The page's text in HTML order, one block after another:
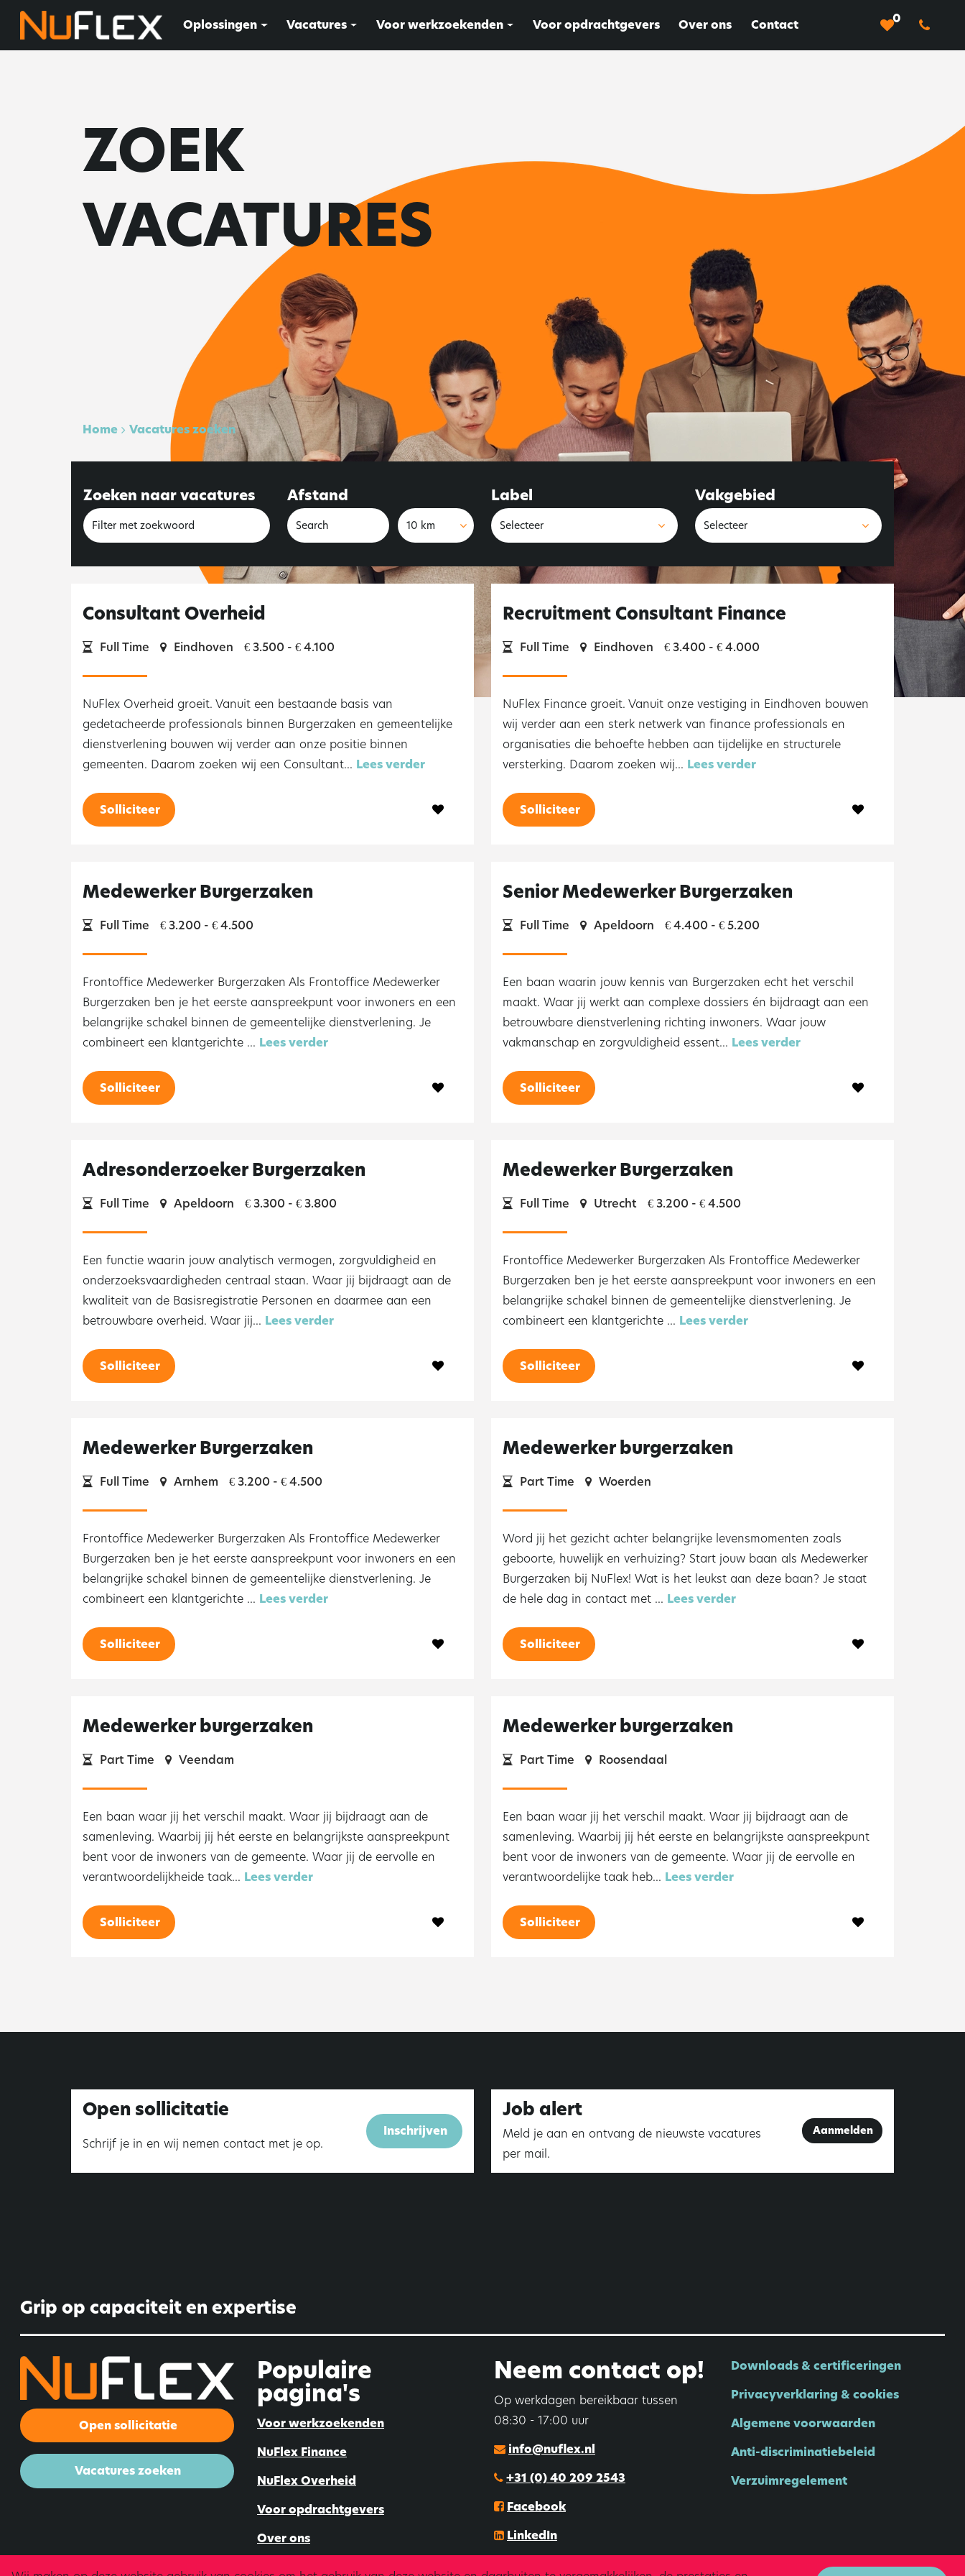
Oplossingen Vacatures Voor werkzoekenden Voor opdrachtgevers Over ons Contact 0
ZOEK
VACATURES
Home Vacatures zoeken
Zoeken naar vacatures Afstand
10 km
Label Vakgebied
Consultant Overheid
Full Time Eindhoven € 3.500 - € 4.100
NuFlex Overheid groeit. Vanuit een bestaande basis van
gedetacheerde professionals binnen Burgerzaken en gemeentelijke
dienstverlening bouwen wij verder aan onze positie binnen
gemeenten. Daarom zoeken wij een Consultant... Lees verder
Solliciteer
Recruitment Consultant Finance
Full Time Eindhoven € 3.400 - € 4.000
NuFlex Finance groeit. Vanuit onze vestiging in Eindhoven bouwen
wij verder aan een sterk netwerk van finance professionals en
organisaties die behoefte hebben aan tijdelijke en structurele
versterking. Daarom zoeken wij... Lees verder
Solliciteer
Medewerker Burgerzaken
Full Time € 3.200 - € 4.500
Frontoffice Medewerker Burgerzaken Als Frontoffice Medewerker
Burgerzaken ben je het eerste aanspreekpunt voor inwoners en een
belangrijke schakel binnen de gemeentelijke dienstverlening. Je
combineert een klantgerichte ... Lees verder
Solliciteer
Senior Medewerker Burgerzaken
Full Time Apeldoorn € 4.400 - € 5.200
Een baan waarin jouw kennis van Burgerzaken echt het verschil
maakt. Waar jij werkt aan complexe dossiers én bijdraagt aan een
betrouwbare dienstverlening richting inwoners. Waar jouw
vakmanschap en zorgvuldigheid essent... Lees verder
Solliciteer
Adresonderzoeker Burgerzaken
Full Time Apeldoorn € 3.300 - € 3.800
Een functie waarin jouw analytisch vermogen, zorgvuldigheid en
onderzoeksvaardigheden centraal staan. Waar jij bijdraagt aan de
kwaliteit van de Basisregistratie Personen en daarmee aan een
betrouwbare overheid. Waar jij... Lees verder
Solliciteer
Medewerker Burgerzaken
Full Time Utrecht € 3.200 - € 4.500
Frontoffice Medewerker Burgerzaken Als Frontoffice Medewerker
Burgerzaken ben je het eerste aanspreekpunt voor inwoners en een
belangrijke schakel binnen de gemeentelijke dienstverlening. Je
combineert een klantgerichte ... Lees verder
Solliciteer
Medewerker Burgerzaken
Full Time Arnhem € 3.200 - € 4.500
Frontoffice Medewerker Burgerzaken Als Frontoffice Medewerker
Burgerzaken ben je het eerste aanspreekpunt voor inwoners en een
belangrijke schakel binnen de gemeentelijke dienstverlening. Je
combineert een klantgerichte ... Lees verder
Solliciteer
Medewerker burgerzaken
Part Time Woerden
Word jij het gezicht achter belangrijke levensmomenten zoals
geboorte, huwelijk en verhuizing? Start jouw baan als Medewerker
Burgerzaken bij NuFlex! Wat is het leukst aan deze baan? Je staat
de hele dag in contact met ... Lees verder
Solliciteer
Medewerker burgerzaken
Part Time Veendam
Een baan waar jij het verschil maakt. Waar jij bijdraagt aan de
samenleving. Waarbij jij hét eerste en belangrijkste aanspreekpunt
bent voor de inwoners van de gemeente. Waar jij de eervolle en
verantwoordelijkheide taak... Lees verder
Solliciteer
Medewerker burgerzaken
Part Time Roosendaal
Een baan waar jij het verschil maakt. Waar jij bijdraagt aan de
samenleving. Waarbij jij hét eerste en belangrijkste aanspreekpunt
bent voor de inwoners van de gemeente. Waar jij de eervolle en
verantwoordelijke taak heb... Lees verder
Solliciteer
Open sollicitatie
Schrijf je in en wij nemen contact met je op.
Inschrijven
Job alert
Meld je aan en ontvang de nieuwste vacatures
per mail.
Aanmelden
Grip op capaciteit en expertise
Open sollicitatie
Vacatures zoeken
Populaire
pagina's
Voor werkzoekenden
NuFlex Finance
NuFlex Overheid
Voor opdrachtgevers
Over ons
Contact
Neem contact op!
Op werkdagen bereikbaar tussen
08:30 - 17:00 uur
info@nuflex.nl
+31 (0) 40 209 2543
Facebook
LinkedIn
Downloads & certificeringen
Privacyverklaring & cookies
Algemene voorwaarden
Anti-discriminatiebeleid
Verzuimregelement